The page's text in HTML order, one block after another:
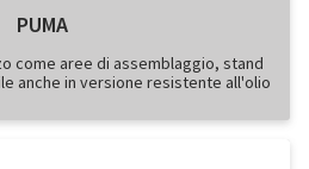
PUMA
come aree di assemblaggio, stand
anche in versione resistente all'olio